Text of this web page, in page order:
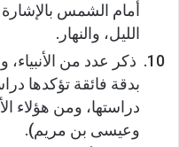
أمام الشمس بالإشارة
الليل، والنهار.
ذكر عدد من
بدقة فائقة تؤكدها
دراستها، ومن هؤلاء
وعيسى بن مريم).